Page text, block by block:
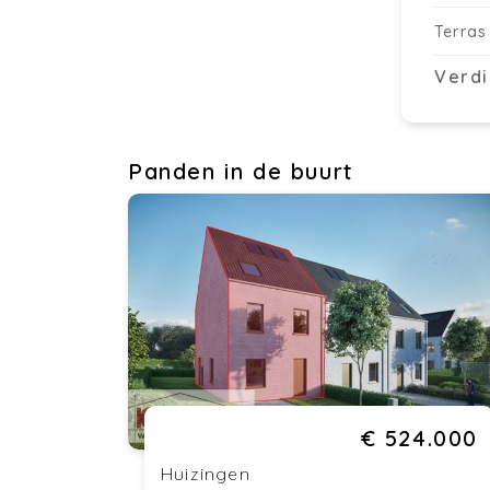
Terras
Panden in de buurt
€ 524.000
Huizingen